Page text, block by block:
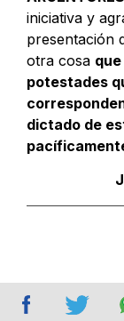
iniciativa y
presentación
otra cosa
potestades
dictado de